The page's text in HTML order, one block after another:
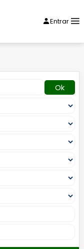
Entrar
Ok